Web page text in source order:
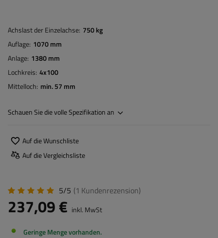
Achslast der Einzelachse 750 kg
Auflage 1070 mm
Anlage 1380 mm
Lochkreis 4x100
Mittelloch min. 57 mm
Schauen Sie die volle Spezifikation an
Auf die Wunschliste
Auf die Vergleichsliste
5/5 (1 Kundenrezension)
237,09 € inkl. MwSt
Geringe Menge vorhanden